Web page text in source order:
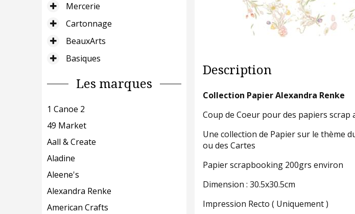
Mercerie
Cartonnage
BeauxArts
Basiques
Les marques
1 Canoe 2
49 Market
Aall & Create
Aladine
Aleene's
Alexandra Renke
American Crafts
Description
Collection Papier Alexandra Renke
Coup de Coeur pour des papiers scrap
Une collection de Papier sur le thème
ou des Cartes
Papier scrapbooking 200grs environ
Dimension : 30.5x30.5cm
Impression Recto ( Uniquement )